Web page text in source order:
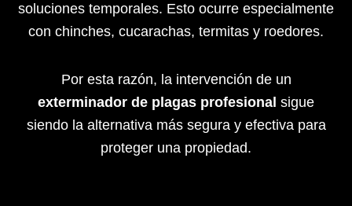
soluciones temporales. Esto ocurre especialmente
con chinches, cucarachas, termitas y roedores.
Por esta razón, la intervención de un
exterminador de plagas profesional sigue
siendo la alternativa más segura y efectiva para
proteger una propiedad.